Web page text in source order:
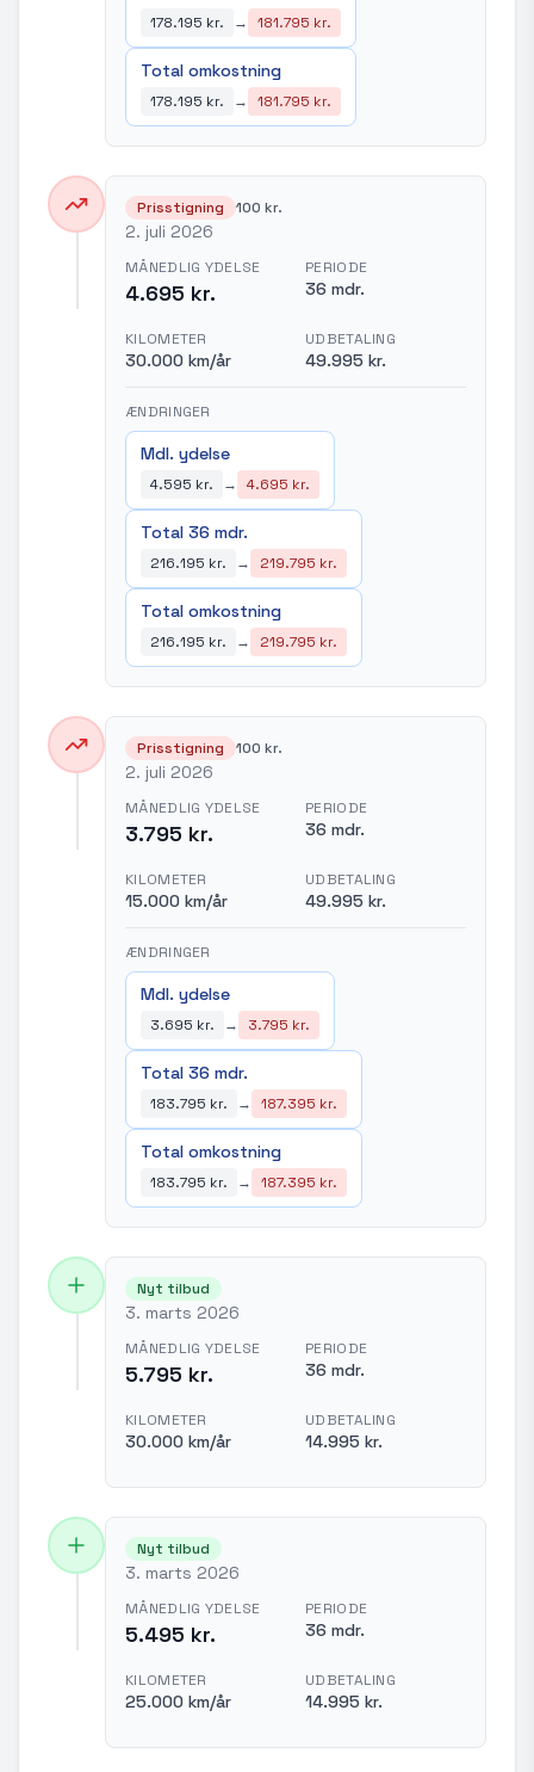
178.195 kr. → 181.795 kr.
Total omkostning
178.195 kr. → 181.795 kr.
Prisstigning 100 kr.
2. juli 2026
MÅNEDLIG YDELSE
4.695 kr.
PERIODE
36 mdr.
KILOMETER
30.000 km/år
UDBETALING
49.995 kr.
ÆNDRINGER
Mdl. ydelse
4.595 kr. → 4.695 kr.
Total 36 mdr.
216.195 kr. → 219.795 kr.
Total omkostning
216.195 kr. → 219.795 kr.
Prisstigning 100 kr.
2. juli 2026
MÅNEDLIG YDELSE
3.795 kr.
PERIODE
36 mdr.
KILOMETER
15.000 km/år
UDBETALING
49.995 kr.
ÆNDRINGER
Mdl. ydelse
3.695 kr. → 3.795 kr.
Total 36 mdr.
183.795 kr. → 187.395 kr.
Total omkostning
183.795 kr. → 187.395 kr.
Nyt tilbud
3. marts 2026
MÅNEDLIG YDELSE
5.795 kr.
PERIODE
36 mdr.
KILOMETER
30.000 km/år
UDBETALING
14.995 kr.
Nyt tilbud
3. marts 2026
MÅNEDLIG YDELSE
5.495 kr.
PERIODE
36 mdr.
KILOMETER
25.000 km/år
UDBETALING
14.995 kr.